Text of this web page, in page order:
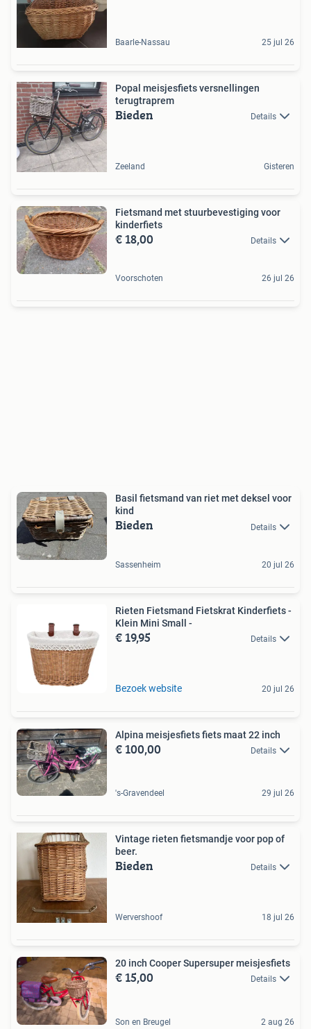
Baarle-Nassau 25 jul 26
Popal meisjesfiets versnellingen
terugtraprem
Bieden Details
Zeeland Gisteren
Fietsmand met stuurbevestiging voor
kinderfiets
€ 18,00 Details
Voorschoten 26 jul 26
Basil fietsmand van riet met deksel voor
kind
Bieden Details
Sassenheim 20 jul 26
Rieten Fietsmand Fietskrat Kinderfiets -
Klein Mini Small -
€ 19,95 Details
Bezoek website 20 jul 26
Alpina meisjesfiets fiets maat 22 inch
€ 100,00 Details
's-Gravendeel 29 jul 26
Vintage rieten fietsmandje voor pop of
beer.
Bieden Details
Wervershoof 18 jul 26
20 inch Cooper Supersuper meisjesfiets
€ 15,00 Details
Son en Breugel 2 aug 26